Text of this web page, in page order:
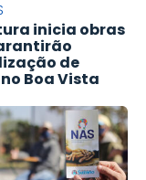
inicia obras
de
Boa Vista